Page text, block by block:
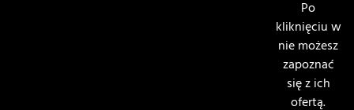
Po
kliknięciu w
nie możesz
zapoznać
się z ich
ofertą.